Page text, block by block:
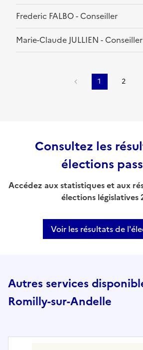
Frederic FALBO - Conseiller
Marie-Claude JULLIEN - Conseiller
1 2
Consultez les
élections
Accédez aux statistiques et aux
élections législatives
Voir les résultats de
Autres services
Romilly-sur-Andelle